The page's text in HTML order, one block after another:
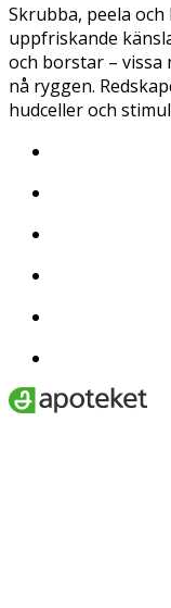
Skrubba, peela
uppfriskande
och borstar – vissa
nå ryggen.
hudceller och